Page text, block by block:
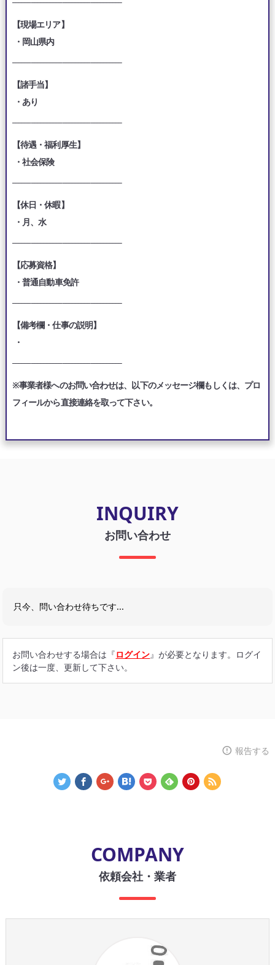
【現場エリア】
・岡山県内
【諸手当】
・あり
【待遇・福利厚生】
・社会保険
【休日・休暇】
・月、水
【応募資格】
・普通自動車免許
【備考欄・仕事の説明】
・
※事業者様へのお問い合わせは、以下のメッセージ欄もしくは、プロ
フィールから直接連絡を取って下さい。
INQUIRY
お問い合わせ
只今、問い合わせ待ちです...
お問い合わせする場合は『ログイン』が必要となります。ログイ
ン後は一度、更新して下さい。
報告する
COMPANY
依頼会社・業者